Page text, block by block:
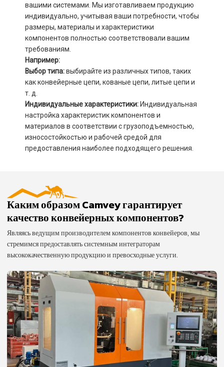
вашими системами. Мы изготавливаем продукцию
индивидуально, учитывая ваши потребности, чтобы
размеры, материалы и характеристики
компонентов полностью соответствовали вашим
требованиям.
Например:
Выбор типа:выбирайте из различных типов, таких
как конвейерные цепи, кованые цепи, литые цепи и
т. д.
Индивидуальные характеристики:Индивидуальная
настройка характеристик компонентов и
материалов в соответствии с грузоподъемностью,
износостойкостью и рабочей средой для
предоставления наиболее подходящего решения.
Каким образом Camvey гарантирует
качество конвейерных компонентов?
Являясь ведущим производителем компонентов конвейеров, мы
стремимся предоставлять системным интеграторам
высококачественную продукцию и превосходные услуги.